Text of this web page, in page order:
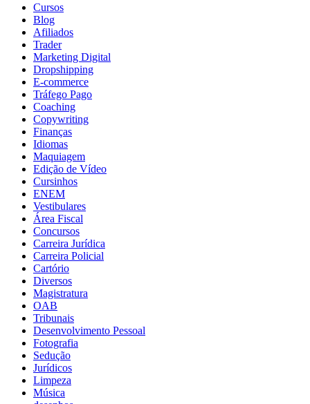
Cursos
Blog
Afiliados
Trader
Marketing Digital
Dropshipping
E-commerce
Tráfego Pago
Coaching
Copywriting
Finanças
Idiomas
Maquiagem
Edição de Vídeo
Cursinhos
ENEM
Vestibulares
Área Fiscal
Concursos
Carreira Jurídica
Carreira Policial
Cartório
Diversos
Magistratura
OAB
Tribunais
Desenvolvimento Pessoal
Fotografia
Sedução
Jurídicos
Limpeza
Música